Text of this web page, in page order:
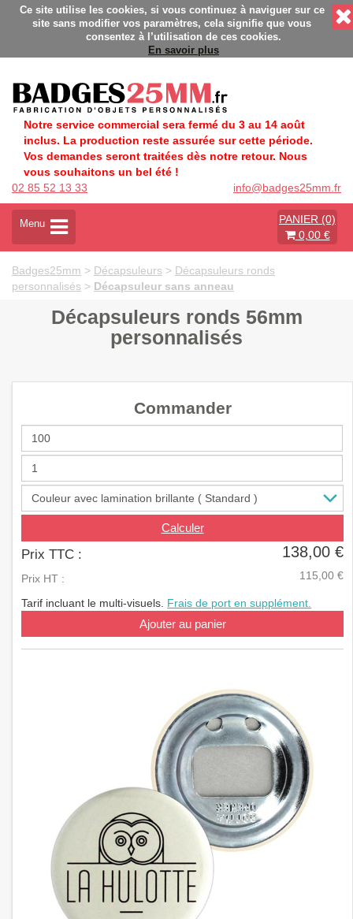
Fabrication Française éco-responsable - Délais rapides - Sans
Ce site utilise les cookies, si vous continuez à naviguer sur ce
site sans modifier vos paramètres, cela signifie que vous
consentez à l’utilisation de ces cookies.
En savoir plus
Notre service commercial sera fermé du 3 au 14 août
inclus. La production reste assurée sur cette période.
Vos demandes seront traitées dès notre retour. Nous
vous souhaitons un bel été !
02 85 52 13 33
info@badges25mm.fr
A
t
v
e
Menu
PANIER (0)
0,00 €
Badges25mm > Décapsuleurs > Décapsuleurs ronds
personnalisés > Décapsuleur sans anneau
Décapsuleurs ronds 56mm
personnalisés
Commander
Calculer
Prix TTC : 138,00 €
Prix HT : 115,00 €
Tarif incluant le multi-visuels. Frais de port en supplément.
Ajouter au panier